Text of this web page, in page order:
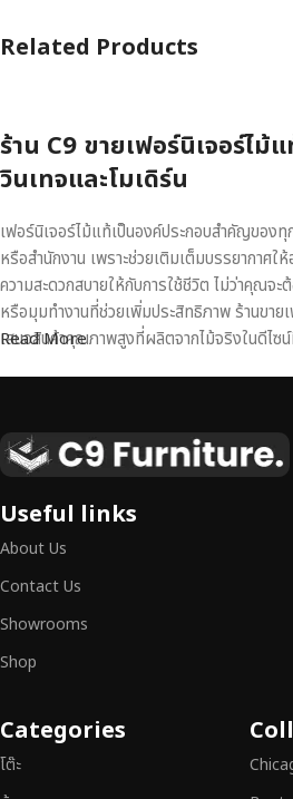
Related Products
ร้าน C9 ขายเฟอร์นิเจอร์ไ
วินเทจและโมเดิร์น
เฟอร์นิเจอร์ไม้แท้เป็นองค์ประกอบสำคัญของทุ
หรือสำนักงาน เพราะช่วยเติมเต็มบรรยากาศ
ความสะดวกสบายให้กับการใช้ชีวิต ไม่ว่าคุณจ
หรือมุมทำงานที่ช่วยเพิ่มประสิทธิภาพ ร้านขาย
เสนอสินค้าคุณภาพสูงที่ผลิตจากไม้จริงในดีไซ
เหนือระดับ
เฟอร์นิเจอร์ไม้ไม่ใช่เพียงของตกแต่ง แต่เป็นง
สามารถผสานความสวยงาม ความแข็งแรง แล
ต้องการได้อย่างลงตัว เฟอร์นิเจอร์ทุกชิ้นของ
การตรวจสอบมาตรฐานอย่างเคร่งครัด
สิก และการใช้งานที่ยาวนาน
ประกันคุณภาพและการบริการที่ดีที่สุด
Read More
Useful links
About Us
Contact Us
Showrooms
Shop
Categories
โต๊ะ